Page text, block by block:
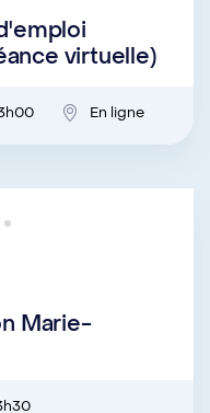
virtuelle)
En ligne
Marie-